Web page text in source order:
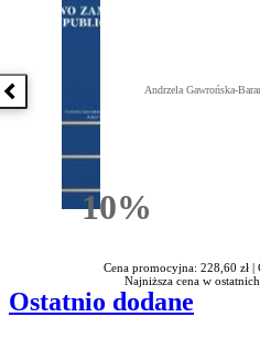
Poprzednia książka
10%Rabatu
Andrzela Gawrońska-
Cena promocyjna: 228,60 zł |
Najniższa cena w
Ostatnio dodane